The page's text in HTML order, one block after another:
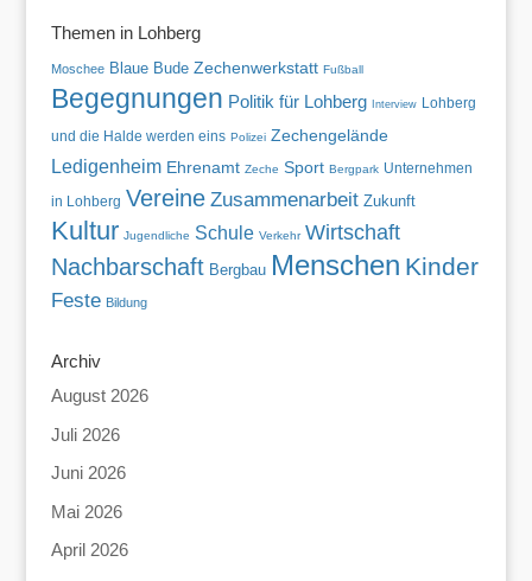
Themen in Lohberg
Moschee Blaue Bude Zechenwerkstatt Fußball
Begegnungen Politik für Lohberg Interview
Lohberg
und die Halde werden eins Polizei Zechengelände
Ledigenheim Ehrenamt Zeche Sport Bergpark Unternehmen
in Lohberg Vereine Zusammenarbeit Zukunft
Kultur Jugendliche Schule Verkehr Wirtschaft
Nachbarschaft Bergbau Menschen Kinder
Feste Bildung
Archiv
August 2026
Juli 2026
Juni 2026
Mai 2026
April 2026